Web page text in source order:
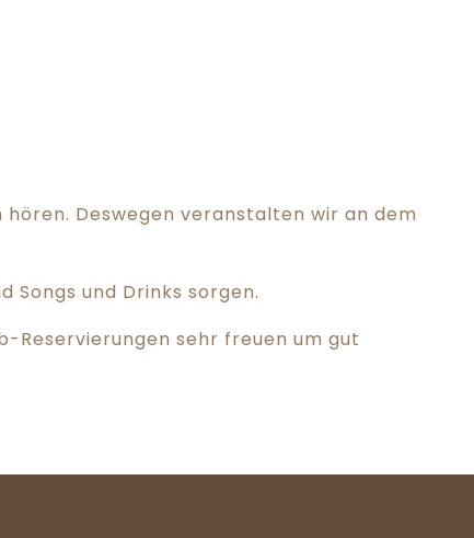
hören. Deswegen veranstalten wir an dem
Songs und Drinks sorgen.
Reservierungen sehr freuen um gut